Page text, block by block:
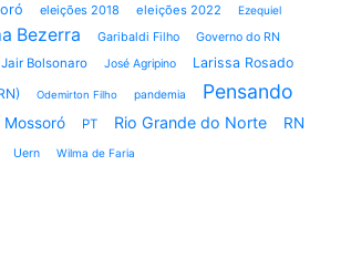
eleições 2018 eleições 2022
Ezequiel
Bezerra Garibaldi Filho Governo do RN
Jair Bolsonaro José Agripino Larissa Rosado
Odemirton Filho pandemia
Pensando
PT Rio Grande do Norte RN
Uern Wilma de Faria